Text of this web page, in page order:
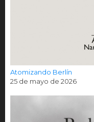
Atomizando Berlín
25 de mayo de 2026